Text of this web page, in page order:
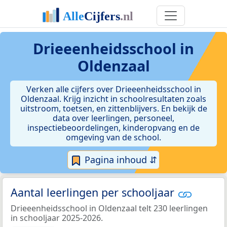
Drieeenheidsschool in
Oldenzaal
Verken alle cijfers over Drieeenheidsschool in
Oldenzaal. Krijg inzicht in schoolresultaten zoals
uitstroom, toetsen, en zittenblijvers. En bekijk de
data over leerlingen, personeel,
inspectiebeoordelingen, kinderopvang en de
omgeving van de school.
Pagina inhoud ⇵
Aantal leerlingen per schooljaar
Drieeenheidsschool in Oldenzaal telt 230 leerlingen
in schooljaar 2025-2026.